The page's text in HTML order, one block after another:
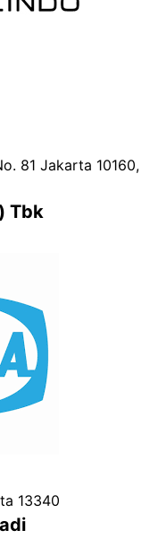
81 Jakarta 10160,
Tbk
13340